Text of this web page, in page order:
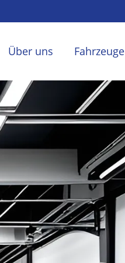
Über uns Fahrzeuge